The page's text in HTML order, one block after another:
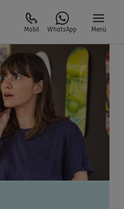
Mobil WhatsApp Menü